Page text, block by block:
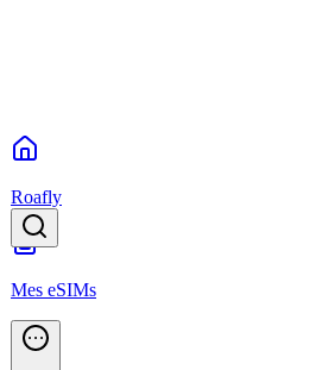
Roafly
Mes eSIMs